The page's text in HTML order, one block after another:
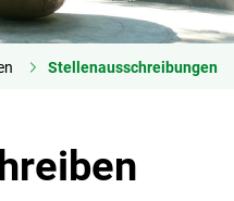
Stellenausschreibungen